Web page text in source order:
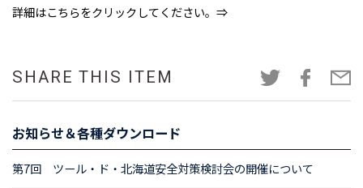
詳細はこちらをクリックしてください。⇒
SHARE THIS ITEM
お知らせ＆各種ダウンロード
第7回 ツール・ド・北海道安全対策検討会の開催について